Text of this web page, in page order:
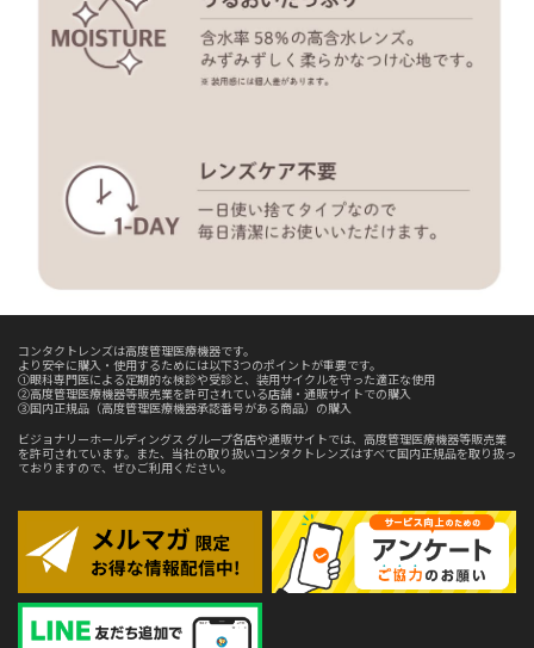
コンタクトレンズは高度管理医療機器です。
より安全に購入・使用するためには以下3つのポイントが重要です。
①眼科専門医による定期的な検診や受診と、装用サイクルを守った適正な使用
②高度管理医療機器等販売業を許可されている店舗・通販サイトでの購入
③国内正規品（高度管理医療機器承認番号がある商品）の購入
ビジョナリーホールディングス グループ各店や通販サイトでは、高度管理医療機器等販売業
を許可されています。また、当社の取り扱いコンタクトレンズはすべて国内正規品を取り扱っ
ておりますので、ぜひご利用ください。